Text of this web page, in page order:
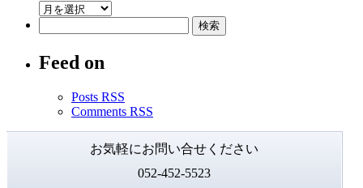
件。
ア
イ
Feed on
Posts RSS
Comments RSS
お気軽にお問い合せください
052-452-5523